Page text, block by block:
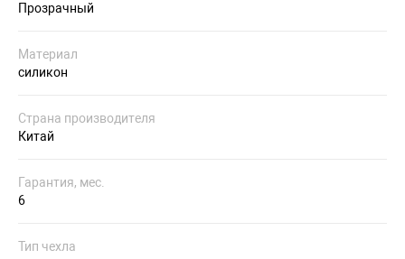
Прозрачный
Материал
силикон
Страна производителя
Китай
Гарантия, мес.
6
Тип чехла